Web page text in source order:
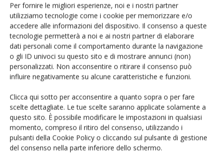
Per fornire le migliori esperienze, noi e i nostri partner
utilizziamo tecnologie come i cookie per memorizzare e/o
accedere alle informazioni del dispositivo. Il consenso a queste
tecnologie permetterà a noi e ai nostri partner di elaborare
dati personali come il comportamento durante la navigazione
o gli ID univoci su questo sito e di mostrare annunci (non)
personalizzati. Non acconsentire o ritirare il consenso può
influire negativamente su alcune caratteristiche e funzioni.
Clicca qui sotto per acconsentire a quanto sopra o per fare
scelte dettagliate. Le tue scelte saranno applicate solamente a
questo sito. È possibile modificare le impostazioni in qualsiasi
momento, compreso il ritiro del consenso, utilizzando i
pulsanti della Cookie Policy o cliccando sul pulsante di gestione
del consenso nella parte inferiore dello schermo.
Salva il mio nome, email e sito web in questo browser per la
prossima volta che commento.
E-magazine
Tecniche, prodotti e servizi dalle aziende